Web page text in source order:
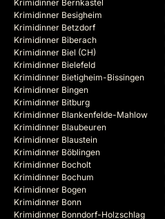
Krimidinner Bernkastel
Krimidinner Besigheim
Krimidinner Betzdorf
Krimidinner Biberach
Krimidinner Biel (CH)
Krimidinner Bielefeld
Krimidinner Bietigheim-Bissingen
Krimidinner Bingen
Krimidinner Bitburg
Krimidinner Blankenfelde-Mahlow
Krimidinner Blaubeuren
Krimidinner Blaustein
Krimidinner Böblingen
Krimidinner Bocholt
Krimidinner Bochum
Krimidinner Bogen
Krimidinner Bonn
Krimidinner Bonndorf-Holzschlag